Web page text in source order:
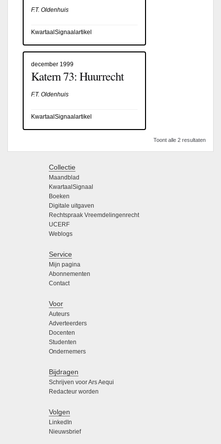
F.T. Oldenhuis
KwartaalSignaalartikel
december 1999
Katern 73: Huurrecht
F.T. Oldenhuis
KwartaalSignaalartikel
Toont alle 2 resultaten
Collectie
Maandblad
KwartaalSignaal
Boeken
Digitale uitgaven
Rechtspraak Vreemdelingenrecht
UCERF
Weblogs
Service
Mijn pagina
Abonnementen
Contact
Voor
Auteurs
Adverteerders
Docenten
Studenten
Ondernemers
Bijdragen
Schrijven voor Ars Aequi
Redacteur worden
Volgen
LinkedIn
Nieuwsbrief